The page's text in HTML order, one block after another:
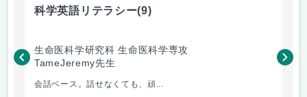
科学英語リテラシー(9)
生命医科学研究科 生命医科学専攻
TameJeremy先生
会話ベース。話せなくても、頑...
三